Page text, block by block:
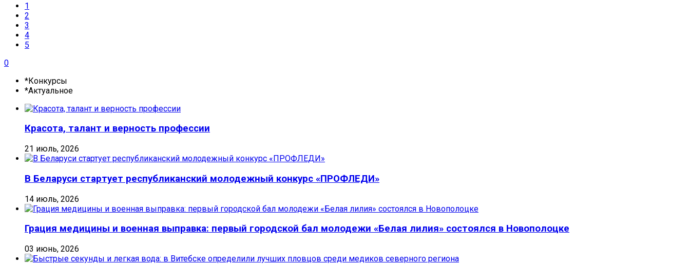
1
2
3
4
5
0
*Конкурсы
*Актуальное
Красота, талант и верность профессии
21 июль, 2026
В Беларуси стартует республиканский молодежный конкурс «ПРОФЛЕДИ»
14 июль, 2026
Грация медицины и военная выправка: первый городской бал молодежи «Белая лилия» состоялся в Новополоцке
03 июнь, 2026